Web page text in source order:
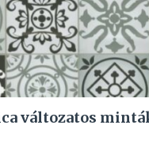
változatos